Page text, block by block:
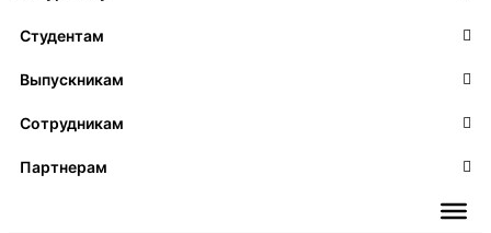
Студентам
Выпускникам
Сотрудникам
Партнерам